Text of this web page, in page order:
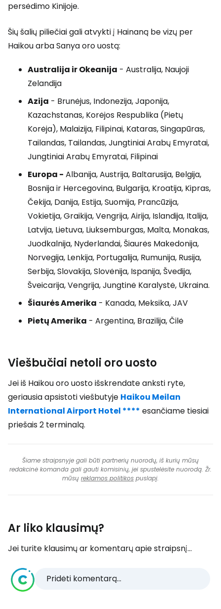
persėdimo Kinijoje.
Šių šalių piliečiai gali atvykti į Hainaną be vizų per
Haikou arba Sanya oro uostą:
Australija ir Okeanija - Australija, Naujoji
Zelandija
Azija - Brunėjus, Indonezija, Japonija,
Kazachstanas, Korėjos Respublika (Pietų
Korėja), Malaizija, Filipinai, Kataras, Singapūras,
Tailandas, Tailandas, Jungtiniai Arabų Emyratai,
Jungtiniai Arabų Emyratai, Filipinai
Europa - Albanija, Austrija, Baltarusija, Belgija,
Bosnija ir Hercegovina, Bulgarija, Kroatija, Kipras,
Čekija, Danija, Estija, Suomija, Prancūzija,
Vokietija, Graikija, Vengrija, Airija, Islandija, Italija,
Latvija, Lietuva, Liuksemburgas, Malta, Monakas,
Juodkalnija, Nyderlandai, Šiaurės Makedonija,
Norvegija, Lenkija, Portugalija, Rumunija, Rusija,
Serbija, Slovakija, Slovėnija, Ispanija, Švedija,
Šveicarija, Vengrija, Jungtinė Karalystė, Ukraina.
Šiaurės Amerika - Kanada, Meksika, JAV
Pietų Amerika - Argentina, Brazilija, Čilė
Viešbučiai netoli oro uosto
Jei iš Haikou oro uosto išskrendate anksti ryte,
geriausia apsistoti viešbutyje Haikou Meilan
International Airport Hotel **** esančiame tiesiai
priešais 2 terminalą.
Šiame straipsnyje gali būti partnerių nuorodų, iš kurių mūsų
redakcinė komanda gali gauti komisinių, jei spustelėsite nuorodą. Žr.
mūsų reklamos politikos puslapį.
Ar liko klausimų?
Jei turite klausimų ar komentarų apie straipsnį...
Pridėti komentarą...